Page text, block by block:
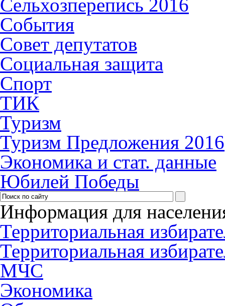
Сельхозперепись 2016
События
Совет депутатов
Социальная защита
Спорт
ТИК
Туризм
Туризм Предложения 2016
Экономика и стат. данные
Юбилей Победы
Информация для
Территориальная
Территориальная
МЧС
Экономика